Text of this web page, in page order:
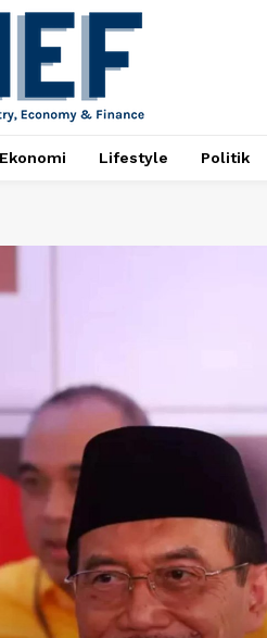
Ekonomi Lifestyle Politik